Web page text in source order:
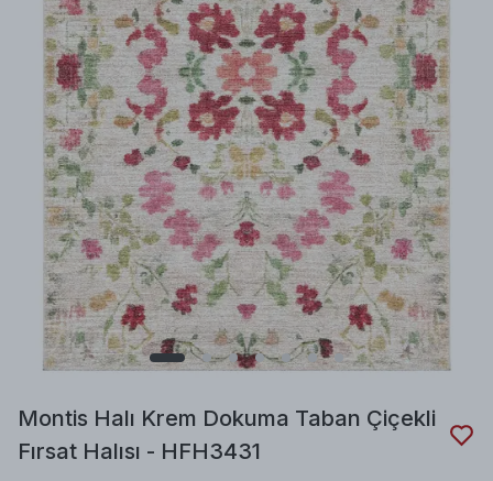
Montis Halı Krem Dokuma Taban Çiçekli
Fırsat Halısı - HFH3431